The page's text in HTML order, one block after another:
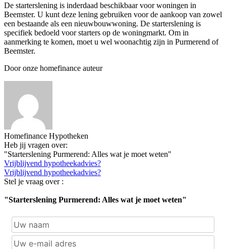
De starterslening is inderdaad beschikbaar voor woningen in
Beemster. U kunt deze lening gebruiken voor de aankoop van zowel
een bestaande als een nieuwbouwwoning. De starterslening is
specifiek bedoeld voor starters op de woningmarkt. Om in
aanmerking te komen, moet u wel woonachtig zijn in Purmerend of
Beemster.
Door onze homefinance auteur
Homefinance Hypotheken
Heb jij vragen over:
"Starterslening Purmerend: Alles wat je moet weten"
Vrijblijvend hypotheekadvies?
Vrijblijvend hypotheekadvies?
Stel je vraag over :
"Starterslening Purmerend: Alles wat je moet weten"